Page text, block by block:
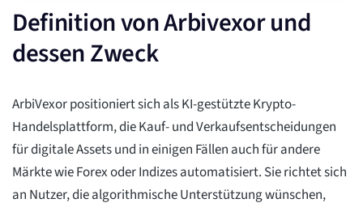
Definition von Arbivexor und
dessen Zweck
ArbiVexor positioniert sich als KI-gestützte Krypto-
Handelsplattform, die Kauf- und Verkaufsentscheidungen
für digitale Assets und in einigen Fällen auch für andere
Märkte wie Forex oder Indizes automatisiert. Sie richtet sich
an Nutzer, die algorithmische Unterstützung wünschen,